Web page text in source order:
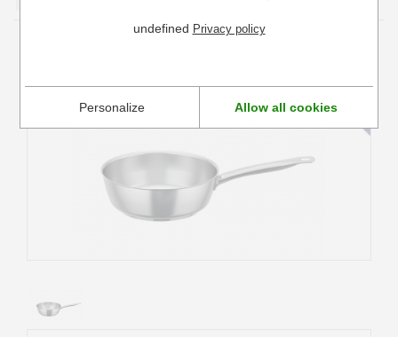
undefined Privacy policy
Personalize Allow all cookies